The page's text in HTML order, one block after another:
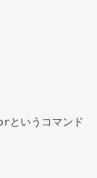
というコマンド